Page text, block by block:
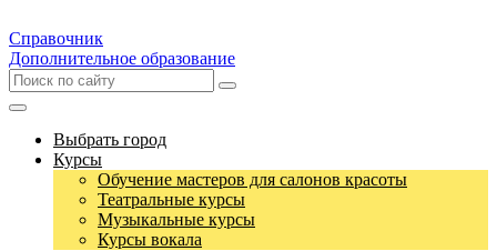
Справочник
Дополнительное образование
Выбрать город
Курсы
Обучение мастеров для салонов красоты
Театральные курсы
Музыкальные курсы
Курсы вокала